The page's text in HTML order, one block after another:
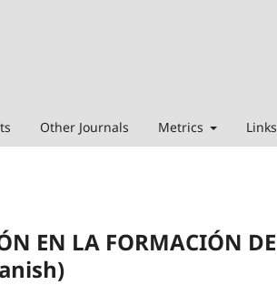
Other Journals Metrics Links
EN LA FORMACIÓN DE